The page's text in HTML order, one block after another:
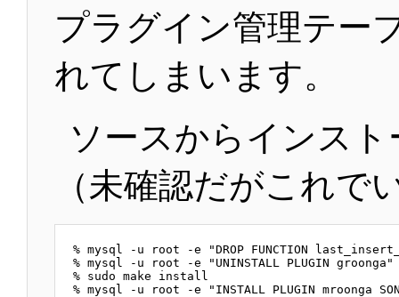
プラグイン管理テー
れてしまいます。
ソースからインス
（未確認だがこれで
% mysql -u root -e "DROP FUNCTION
% mysql -u root -e "UNINSTALL PLUGIN groonga"
% sudo make install
% mysql -u root -e "INSTALL PLUGIN mroonga